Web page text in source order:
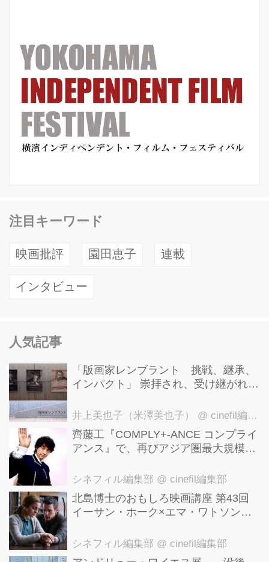
注目キーワード
映画批評 園田恵子 連載
インタビュー
人気記事
「版画家レンブラント 挑戦、継承、
インパクト」 崇拝され、受け継がれ、
洋美術館にて9月23日まで開催中！
井上美也子（米澤美也子） @ cinefil編集部
齊藤工『COMPLY+-ANCE コンプライ
アンス』で、再びアジア圏最大規模の
ナショナル・パノラマ部門"に正式招
シネフィル編集部 @ cinefil編集部
北島博士のおもしろ映画講座 第43回
イーサン・ホーク×エマ・ワトソン。
基づく衝撃のサスペンス『リグレッシ
シネフィル編集部 @ cinefil編集部